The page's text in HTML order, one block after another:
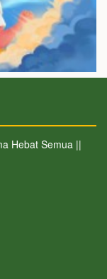
Hebat Semua ||